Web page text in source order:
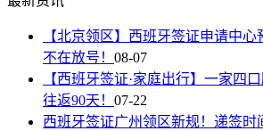
【北京领区】西班牙签证申请中
不在放号！ 08-07
【西班牙签证·家庭出行】一家四
往返90天！ 07-22
西班牙签证广州领区新规！递签时